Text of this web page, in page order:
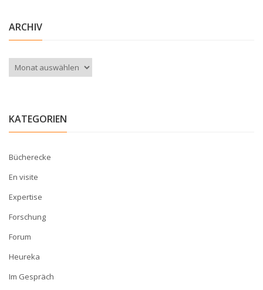
ARCHIV
Archiv
KATEGORIEN
Bücherecke
En visite
Expertise
Forschung
Forum
Heureka
Im Gespräch